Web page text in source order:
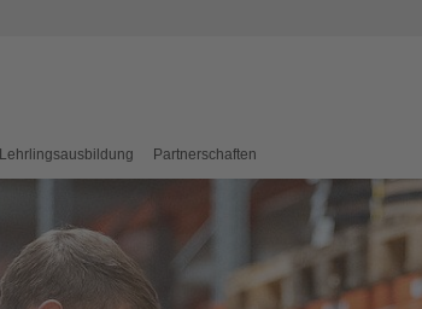
Lehrlingsausbildung Partnerschaften